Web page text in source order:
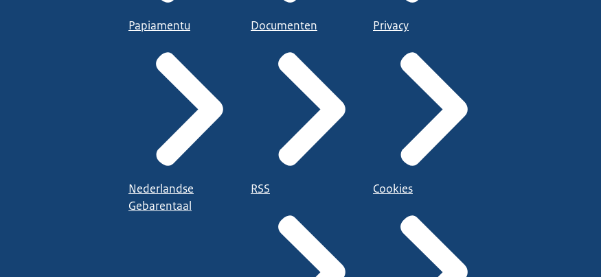
Papiamentu
Nederlandse
Gebarentaal
Documenten
RSS
Privacy
Cookies